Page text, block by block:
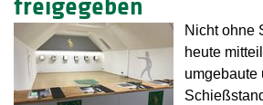
freigegeben
Nicht ohne
heute
umgebaute